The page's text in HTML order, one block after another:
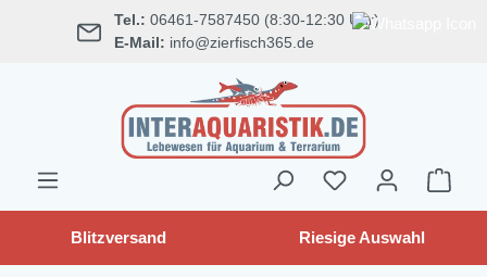
springen Tel.: 06461-7587450 (8:30-12:30 Uhr)
E-Mail: info@zierfisch365.de
Blitzversand Riesige Auswahl